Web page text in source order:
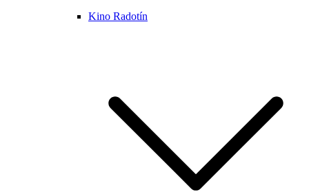
Kino Radotín